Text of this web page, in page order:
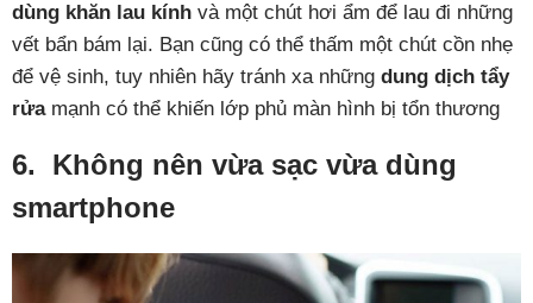
dùng khăn lau kính và một chút hơi ẩm để lau đi những
vết bẩn bám lại. Bạn cũng có thể thấm một chút cồn nhẹ
để vệ sinh, tuy nhiên hãy tránh xa những dung dịch tẩy
rửamạnh có thể khiến lớp phủ màn hình bị tổn thương
6. Không nên vừa sạc vừa dùng
smartphone